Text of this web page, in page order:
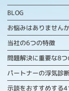
BLOG
お悩みはありません
当社の6つの特徴
問題解決に重要な8つ
パートナーの浮気診
示談をおすすめする